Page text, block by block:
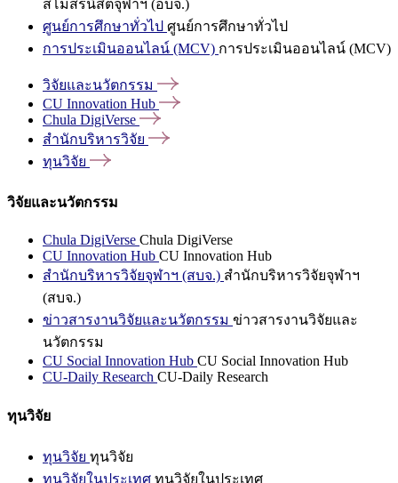
สโมสรนิสิตจุฬาฯ (อบจ.)
ศูนย์การศึกษาทั่วไป ศูนย์การศึกษาทั่วไป
การประเมินออนไลน์ (MCV) การประเมินออนไลน์ (MCV)
วิจัยและนวัตกรรม
CU Innovation Hub
Chula DigiVerse
สำนักบริหารวิจัย
ทุนวิจัย
วิจัยและนวัตกรรม
Chula DigiVerse Chula DigiVerse
CU Innovation Hub CU Innovation Hub
สำนักบริหารวิจัยจุฬาฯ (สบจ.) สำนักบริหารวิจัยจุฬาฯ
(สบจ.)
ข่าวสารงานวิจัยและนวัตกรรม ข่าวสารงานวิจัยและ
นวัตกรรม
CU Social Innovation Hub CU Social Innovation Hub
CU-Daily Research CU-Daily Research
ทุนวิจัย
ทุนวิจัย ทุนวิจัย
ทุนวิจัยในประเทศ ทุนวิจัยในประเทศ